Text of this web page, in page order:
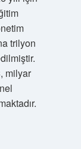
trilyon
milyar